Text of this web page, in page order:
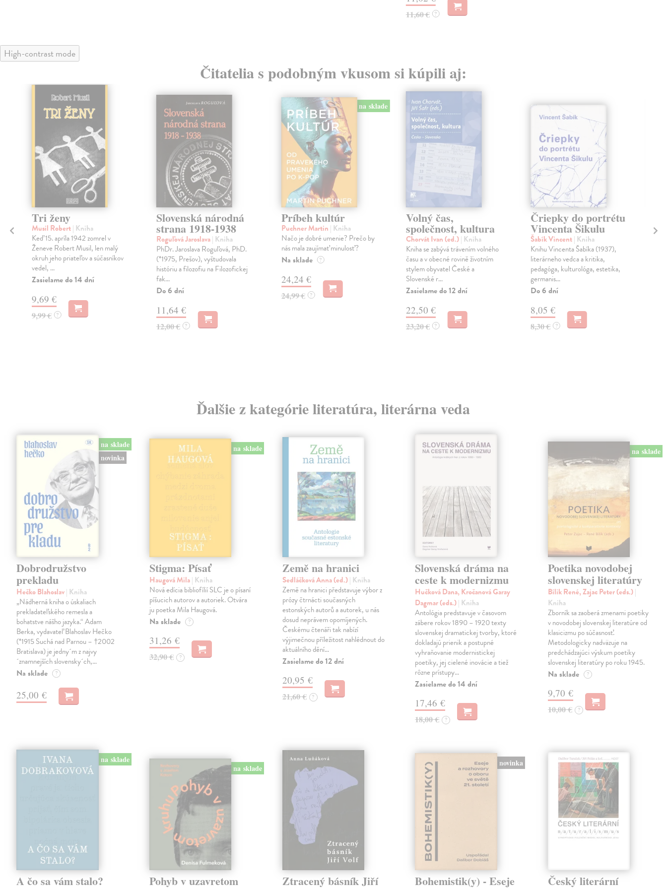
11,60 € ?
High-contrast mode
Čitatelia s podobným vkusom si kúpili aj:
Tri ženy
Musil Robert| Kniha
Keď 15. apríla 1942 zomrel v
Ženeve Robert Musil, len malý
okruh jeho priateľov a súčasníkov
vedel, ...
Zasielame do 14 dní
9,69 €
9,99 € ?
Slovenská národná
strana 1918-1938
Roguľová Jaroslava| Kniha
PhDr. Jaroslava Roguľová, PhD.
(*1975, Prešov), vyštudovala
históriu a filozofiu na Filozofickej
fak...
Do 6 dní
11,64 €
12,00 € ?
na sklade
Príbeh kultúr
Puchner Martin | Kniha
Načo je dobré umenie? Prečo by
nás mala zaujímať minulosť?
Na sklade ?
24,24 €
24,99 € ?
Volný čas,
společnost, kultura
Chorvát Ivan (ed.)| Kniha
Kniha se zabývá trávením volného
času a v obecné rovině životním
stylem obyvatel České a
Slovenské r...
Zasielame do 12 dní
22,50 €
23,20 € ?
Čriepky do portrétu
Vincenta Šikulu
Šabík Vincent| Kniha
Knihu Vincenta Šabíka (1937),
literárneho vedca a kritika,
pedagóga, kulturológa, estetika,
germanis...
Do 6 dní
8,05 €
8,30 € ?
Ďalšie z kategórie literatúra, literárna veda
na sklade
novinka
Dobrodružstvo
prekladu
Hečko Blahoslav| Kniha
„Nádherná kniha o úskaliach
prekladateľského remesla a
bohatstve nášho jazyka.“ Adam
Berka, vydavateľ Blahoslav Hečko
(*1915 Suchá nad Parnou – †2002
Bratislava) je jedny´m z najvy
´znamnejších slovensky´ch,…
Na sklade ?
25,00 €
na sklade
Stigma: Písať
Haugová Mila| Kniha
Nová edícia bibliofílií SLC je o písaní
píšucich autorov a autoriek. Otvára
ju poetka Mila Haugová.
Na sklade ?
31,26 €
32,90 € ?
Země na hranici
Sedláčková Anna (ed.)| Kniha
Země na hranici představuje výbor z
prózy čtrnácti současných
estonských autorů a autorek, u nás
dosud neprávem opomíjených.
Českému čtenáři tak nabízí
výjimečnou příležitost nahlédnout do
aktuálního dění…
Zasielame do 12 dní
20,95 €
21,60 € ?
Slovenská dráma na
ceste k modernizmu
Hučková Dana, Kročanová Garay
Dagmar (eds.)| Kniha
Antológia predstavuje v časovom
zábere rokov 1890 – 1920 texty
slovenskej dramatickej tvorby, ktoré
dokladajú prienik a postupné
vyhraňovanie modernistickej
poetiky, jej cielené inovácie a tiež
rôzne prístupy…
Zasielame do 14 dní
17,46 €
18,00 € ?
na sklade
Poetika novodobej
slovenskej literatúry
Bílik René, Zajac Peter (eds.)|
Kniha
Zborník sa zaoberá zmenami poetiky
v novodobej slovenskej literatúre od
klasicizmu po súčasnosť.
Metodologicky nadväzuje na
predchádzajúci výskum poetiky
slovenskej literatúry po roku 1945.
Na sklade ?
9,70 €
10,00 € ?
na sklade
A čo sa vám stalo?
na sklade
Pohyb v uzavretom Ztracený básník Jiří
novinka
Bohemistik(y) - Eseje Český literární